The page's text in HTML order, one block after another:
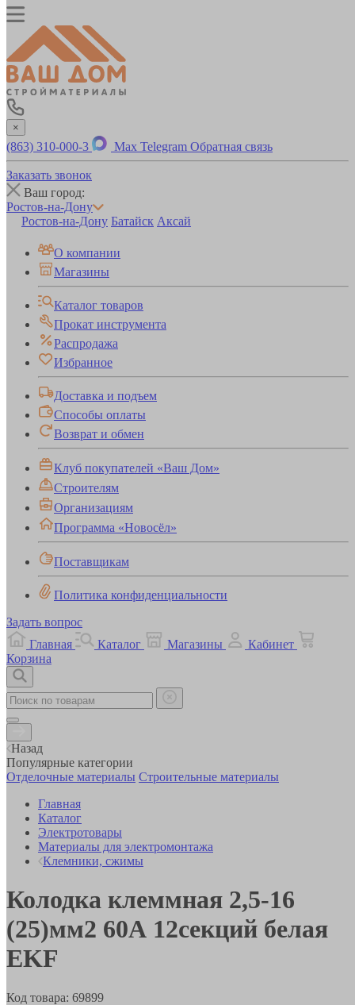
×
(863) 310-000-3 Max Telegram Обратная связь
Заказать звонок
Ваш город:
Ростов-на-Дону
Ростов-на-Дону Батайск Аксай
О компании
Магазины
Каталог товаров
Прокат инструмента
Распродажа
Избранное
Доставка и подъем
Способы оплаты
Возврат и обмен
Клуб покупателей «Ваш Дом»
Строителям
Организациям
Программа «Новосёл»
Поставщикам
Политика конфиденциальности
Задать вопрос
Главная
Каталог Магазины
Кабинет
Корзина
Назад
Популярные категории
Отделочные материалы Строительные материалы
Главная
Каталог
Электротовары
Материалы для электромонтажа
Клемники, сжимы
Колодка клеммная 2,5-16
(25)мм2 60А 12секций белая
EKF
Код товара: 69899